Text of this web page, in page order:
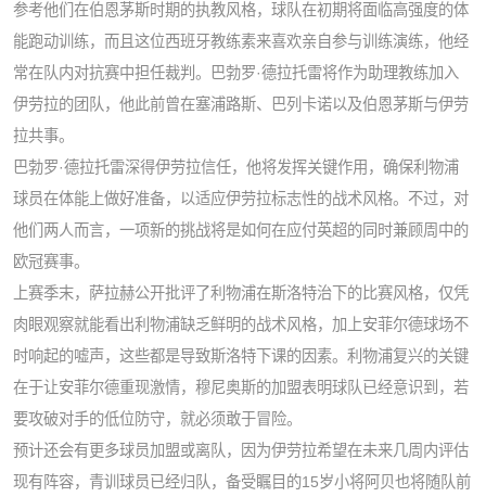
参考他们在伯恩茅斯时期的执教风格，球队在初期将面临高强度的体
能跑动训练，而且这位西班牙教练素来喜欢亲自参与训练演练，他经
常在队内对抗赛中担任裁判。巴勃罗·德拉托雷将作为助理教练加入
伊劳拉的团队，他此前曾在塞浦路斯、巴列卡诺以及伯恩茅斯与伊劳
拉共事。
巴勃罗·德拉托雷深得伊劳拉信任，他将发挥关键作用，确保利物浦
球员在体能上做好准备，以适应伊劳拉标志性的战术风格。 不过，对
他们两人而言，一项新的挑战将是如何在应付英超的同时兼顾周中的
欧冠赛事。
上赛季末，萨拉赫公开批评了利物浦在斯洛特治下的比赛风格，仅凭
肉眼观察就能看出利物浦缺乏鲜明的战术风格，加上安菲尔德球场不
时响起的嘘声，这些都是导致斯洛特下课的因素。 利物浦复兴的关键
在于让安菲尔德重现激情，穆尼奥斯的加盟表明球队已经意识到，若
要攻破对手的低位防守，就必须敢于冒险。
预计还会有更多球员加盟或离队，因为伊劳拉希望在未来几周内评估
现有阵容，青训球员已经归队， 备受瞩目的15岁小将阿贝也将随队前